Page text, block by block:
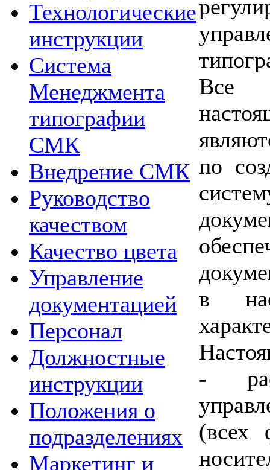
Технологические
инструкции
Система
Менеджмента
типографии
СМК
Внедрение СМК
Руководство
качеством
Качество цвета
Управление
документацией
Персонал
Должностные
инструкции
Положения о
подразделениях
Маркетинг и
Все
по
в
-
(всех